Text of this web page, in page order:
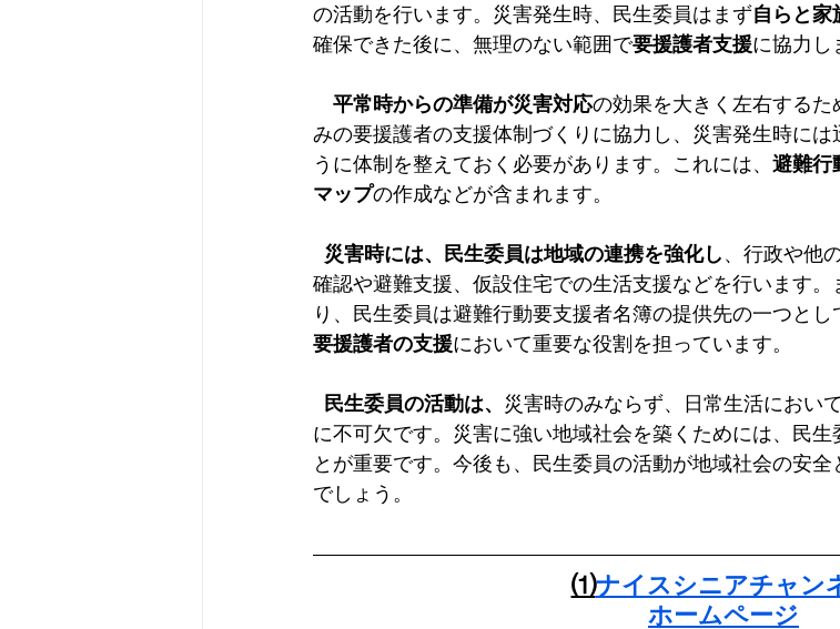
の活動を行います。災害発生時、民生委員はまず自らと家
確保できた後に、無理のない範囲で要援護者支援に協力し
平常時からの準備が災害対応の効果を大きく左右する
みの要援護者の支援体制づくりに協力し、災害発生時に
うに体制を整えておく必要があります。これには、 避難行
マップの作成などが含まれます。
災害時には、民生委員は地域の連携を強化し、行政や他
確認や避難支援、仮設住宅での生活支援などを行います
り、民生委員は避難行動要支援者名簿の提供先の一つとし
要援護者の支援において重要な役割を担っています。
民生委員の活動は、 災害時のみならず、日常生活におい
に不可欠です。災害に強い地域社会を築くためには、民
とが重要です。今後も、民生委員の活動が地域社会の安
でしょう。
⑴ナイスシニアチャン
ホームページ